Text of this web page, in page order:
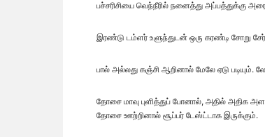
பச்சரிசியை வெந்நீரில் நனைத்து அப்பத்துக்கு
இரண்டு டம்ளர் உளுந்துடன் ஒரு கரண்டி சோறு
பால் அல்லது கஞ்சி ஆறினால் மேலே ஏடு படியும்.
தோசை மாவு புளித்துப் போனால், அதில் அதிக
தோசை ஊற்றினால் சூப்பர் டேஸ்ட்டாக இருக்கும்.